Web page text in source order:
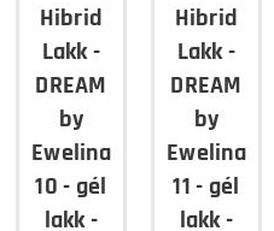
Hibrid
Lakk -
DREAM
by
Ewelina
10 - gél
lakk -
Hibrid
Lakk -
DREAM
by
Ewelina
11 - gél
lakk -